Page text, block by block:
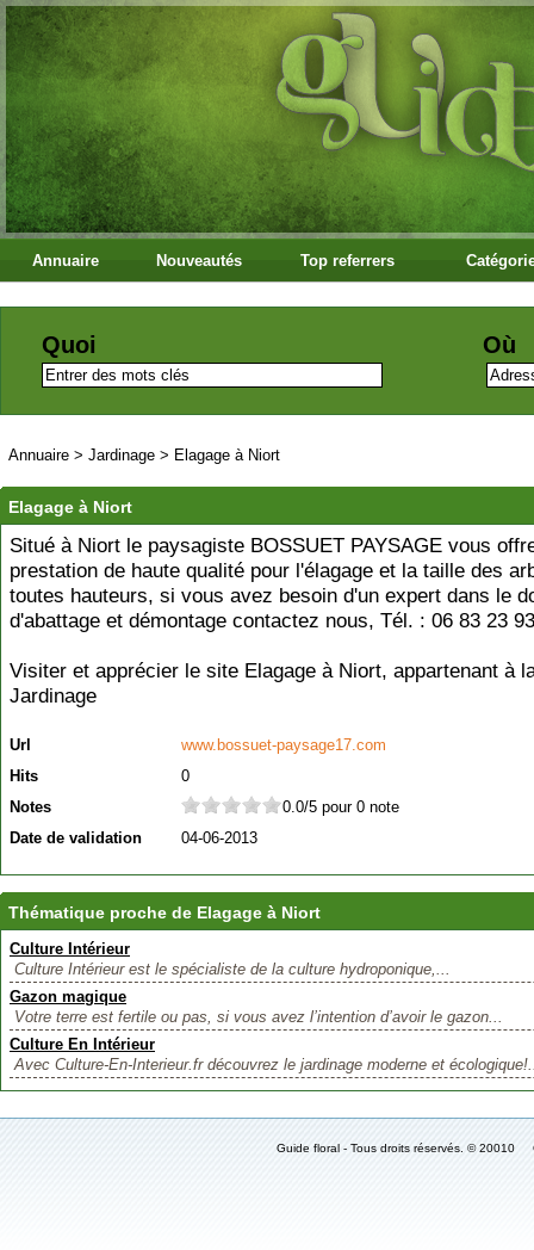
Annuaire Nouveautés Top referrers
Quoi Où
Annuaire > Jardinage > Elagage à Niort
Elagage à Niort
Situé à Niort le paysagiste BOSSUET PAYSAGE vous
prestation de haute qualité pour l'élagage et la taille des
toutes hauteurs, si vous avez besoin d'un expert dans le
d'abattage et démontage contactez nous, Tél. : 06 83 23
Visiter et apprécier le site Elagage à Niort, appartenant à
Jardinage
Url
www.bossuet-paysage17.com
Hits
0
Notes
0.0/5 pour 0 note
Date de validation
04-06-2013
Thématique proche de Elagage à Niort
Culture Intérieur
Culture Intérieur est le spécialiste de la culture hydroponique,...
Gazon magique
Votre terre est fertile ou pas, si vous avez l’intention d’avoir le gazon...
Culture En Intérieur
Avec Culture-En-Interieur.fr découvrez le jardinage moderne et
Guide floral - Tous droits réservés. ©